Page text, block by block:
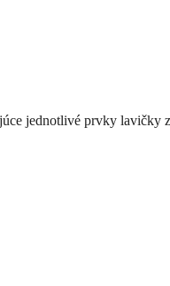
jednotlivé prvky